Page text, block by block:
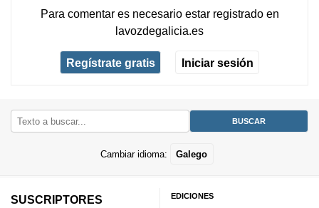
Para comentar es necesario estar registradoen
lavozdegalicia.es
Regístrate gratis Iniciar sesión
Cambiar idioma: Galego
SUSCRIPTORES
EDICIONES